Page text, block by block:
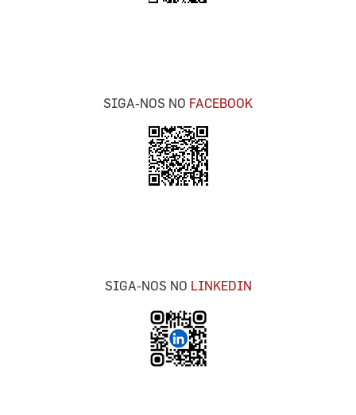
SIGA-NOS NO FACEBOOK
SIGA-NOS NO LINKEDIN